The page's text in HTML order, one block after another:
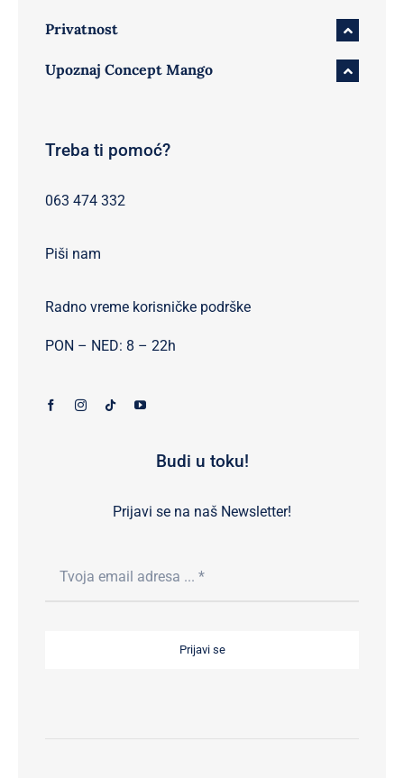
Budi u toku!
Prijavi se na naš Newsletter!
Prijavi se
Privatnost
Upoznaj Concept Mango
Treba ti pomoć?
063 474 332
Piši nam
Radno vreme korisničke podrške
PON – NED: 8 – 22h